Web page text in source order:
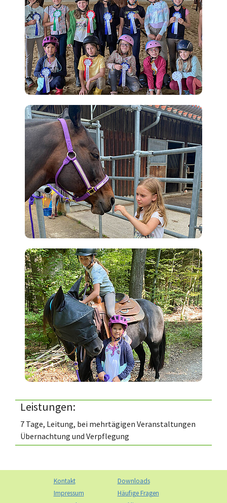
Leistungen:
7 Tage, Leitung, bei mehrtägigen Veranstaltungen
Übernachtung und Verpflegung
Kontakt
Impressum
Downloads
Häufige Fragen